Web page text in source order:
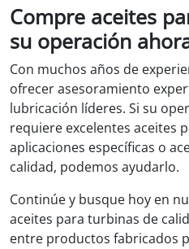
Compre aceites
su operación
Con muchos años de
ofrecer asesoramiento
lubricación líderes. Si su
requiere excelentes aceites
aplicaciones específicas o
calidad, podemos ayudarlo.
Continúe y busque hoy en
aceites para turbinas de
entre productos fabricados